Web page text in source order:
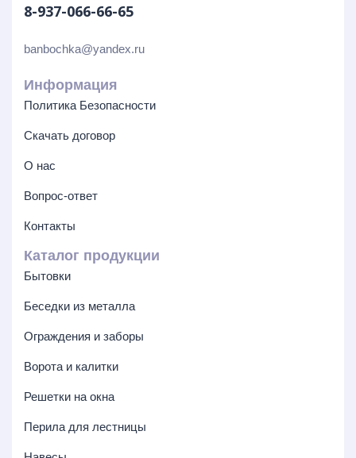
8-937-066-66-65
banbochka@yandex.ru
Информация
Политика Безопасности
Скачать договор
О нас
Вопрос-ответ
Контакты
Каталог продукции
Бытовки
Беседки из металла
Ограждения и заборы
Ворота и калитки
Решетки на окна
Перила для лестницы